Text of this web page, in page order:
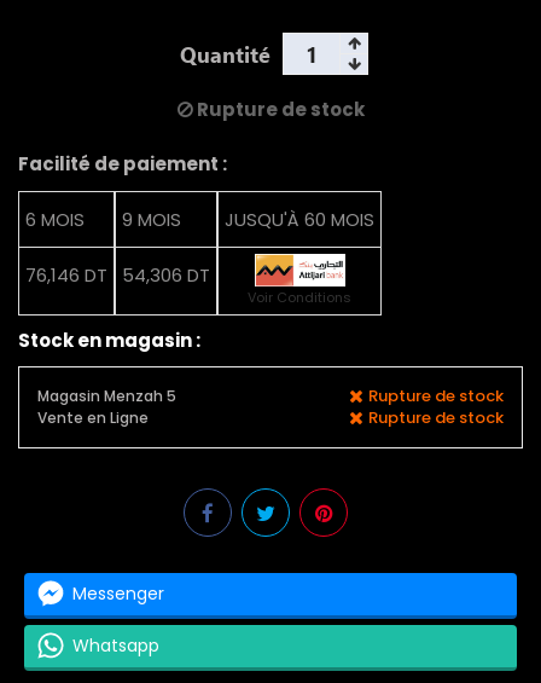
Quantité
Rupture de stock
Facilité de paiement :
6 MOIS
76,146 DT
9 MOIS
54,306 DT
JUSQU'À 60 MOIS
Voir Conditions
Stock en magasin :
Magasin Menzah 5 Rupture de stock
Vente en Ligne Rupture de stock
Messenger
Whatsapp